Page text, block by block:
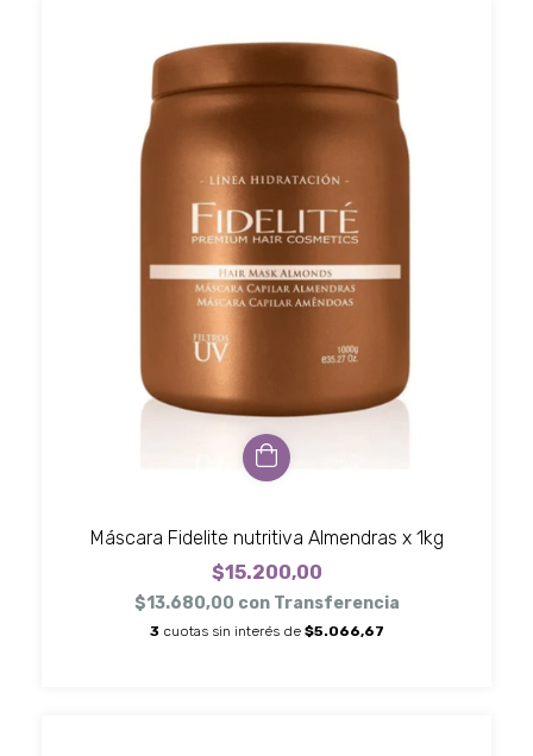
Máscara Fidelite nutritiva Almendras x 1kg
$15.200,00
$13.680,00 con Transferencia
3 cuotas sin interés de $5.066,67